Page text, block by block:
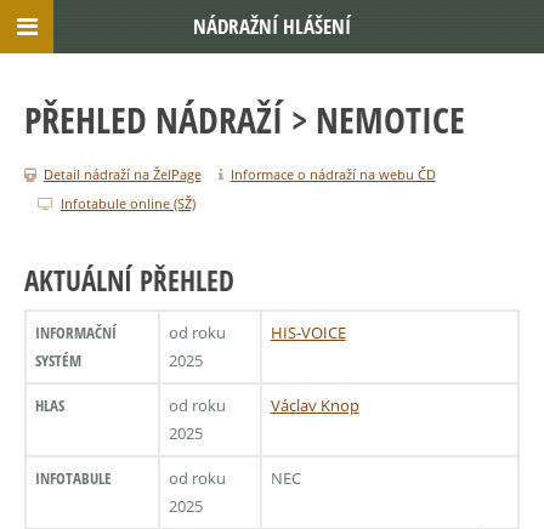
PŘEHLED NÁDRAŽÍ > NEMOTICE
Detail nádraží na ŽelPage
Informace o nádraží na webu ČD
Infotabule online (SŽ)
AKTUÁLNÍ PŘEHLED
INFORMAČNÍ
SYSTÉM
od roku
2025
HIS-VOICE
HLAS
od roku
2025
Václav Knop
INFOTABULE
od roku
2025
NEC
NÁDRAŽNÍ HLÁŠENÍ